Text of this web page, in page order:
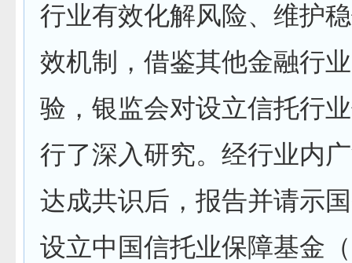
行业有效化解风险、维护
效机制，借鉴其他金融行
验，银监会对设立信托行
行了深入研究。经行业内
达成共识后，报告并请示
设立中国信托业保障基金